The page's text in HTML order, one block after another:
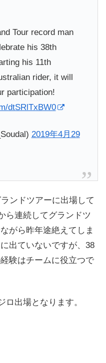
Tour record man
his 38th
his 11th
rider, it will
participation!
dtSRlTxBW0
2019年4月29
ンドツアーに出場して
ら連続してグランドツ
がら昨年途絶えてしま
出ていないですが、38
験はチームに役立つで
ロ出場となります。